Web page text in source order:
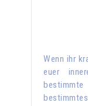
Wenn ihr
euer